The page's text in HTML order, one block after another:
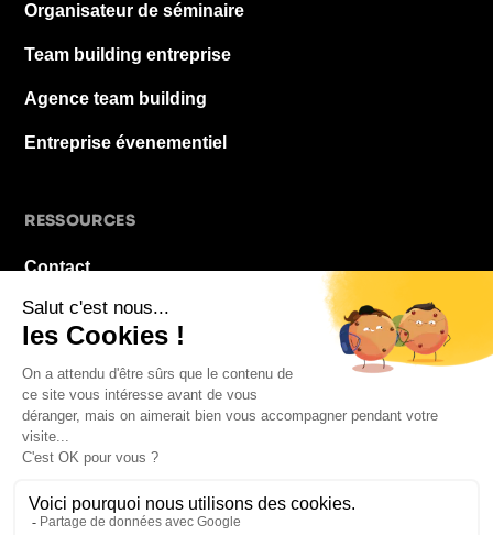
Organisateur de séminaire
Team building entreprise
Agence team building
Entreprise évenementiel
RESSOURCES
Contact
À propos
FAQ
Mentions légales